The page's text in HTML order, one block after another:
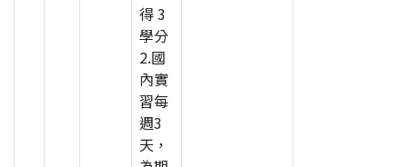
得 3
學分
2.國
內實
習每
週3
天，